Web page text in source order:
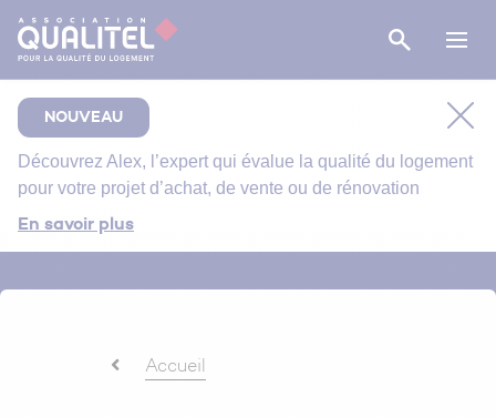
Comment bien suivre le chantier de rénovation de
votre salle de bain ?
NOUVEAU
Découvrez Alex, l’expert qui évalue la qualité du logement
pour votre projet d’achat, de vente ou de rénovation
En savoir plus
Accueil